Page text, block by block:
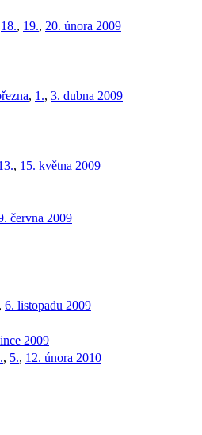
18., 19., 20. února 2009
, 1., 3. dubna 2009
, 15. května 2009
června 2009
, 6. listopadu 2009
2009
, 5., 12. února 2010